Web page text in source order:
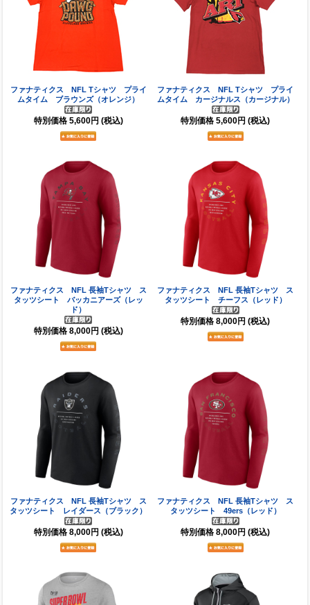
ファナティクス NFL Tシャツ プライ
ムタイム ブラウンズ（オレンジ）
特別価格 5,600円 (税込)
ファナティクス NFL Tシャツ プライ
ムタイム カージナルス（カージナル）
特別価格 5,600円 (税込)
ファナティクス NFL 長袖Tシャツ ス
タッツシート バッカニアーズ（レッ
ド）
特別価格 8,000円 (税込)
ファナティクス NFL 長袖Tシャツ ス
タッツシート チーフス（レッド）
特別価格 8,000円 (税込)
ファナティクス NFL 長袖Tシャツ ス
タッツシート レイダース（ブラック）
特別価格 8,000円 (税込)
ファナティクス NFL 長袖Tシャツ ス
タッツシート 49ers（レッド）
特別価格 8,000円 (税込)